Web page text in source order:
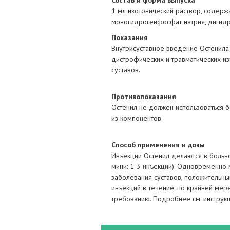
1 мл изотонический раствор,
моногидрогенфосфат натрия,
Показания
Внутрисуставное введение
дистрофических и травматических
суставов.
Противопоказания
Остенил не должен использоваться
из компонентов.
Способ применения и дозы
Инъекции Остенил делаются в
мини: 1-3 инъекции). Одновременно
заболевания суставов,
инъекций в течение, по крайней
требованию. Подробнее см.